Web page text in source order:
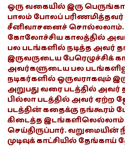
ஒரு வகையில் இரு
பாலம் போலப்
சீனிவாசனைச் சொல்லலாம்.
கோலோச்சிய காலத்தில்
பல படங்களில் நடித்த அவர்
இருவருடைய பேரெழுச்சிக்
அவர்களுடைய பல
நடிகர்களில் ஒருவராகவும்
அறுபது வரை படத்தில் அவர்
பில்லா படத்தில் அவர் ஏற்ற
படத்தின் கதைக்கு
கிடைத்த
செய்திருப்பார். வறுமையின்
முடிவுக் காட்சியில் தேங்காய்